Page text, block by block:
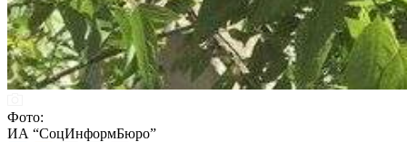
Фото:
ИА “СоцИнформБюро”